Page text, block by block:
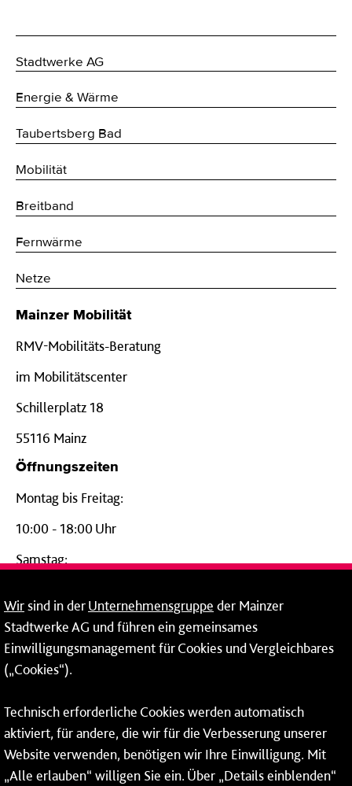
Stadtwerke AG
Energie & Wärme
Taubertsberg Bad
Mobilität
Breitband
Fernwärme
Netze
Mainzer Mobilität
RMV-Mobilitäts-Beratung
im Mobilitätscenter
Schillerplatz 18
55116 Mainz
Öffnungszeiten
Montag bis Freitag:
10:00 - 18:00 Uhr
Samstag:
24-Stunden-Telefon*
06131 – 12 77 77
Fax: 06131 – 12 66 66
* Montags bis freitags bis 7 und ab 18 Uhr sowie an
Wochenenden und Feiertagen ganztags werden Ihre
Anrufe je nach Themenauswahl an ein Callcenter des
Wirsind in derUnternehmensgruppe der Mainzer
Stadtwerke AG und führen ein gemeinsames
Einwilligungsmanagement für Cookies und Vergleichbares
(„Cookies“).
Technisch erforderliche Cookies werden automatisch
aktiviert, für andere, die wir für die Verbesserung unserer
Website verwenden, benötigen wir Ihre Einwilligung. Mit
„Alle erlauben“ willigen Sie ein. Über „Details einblenden“